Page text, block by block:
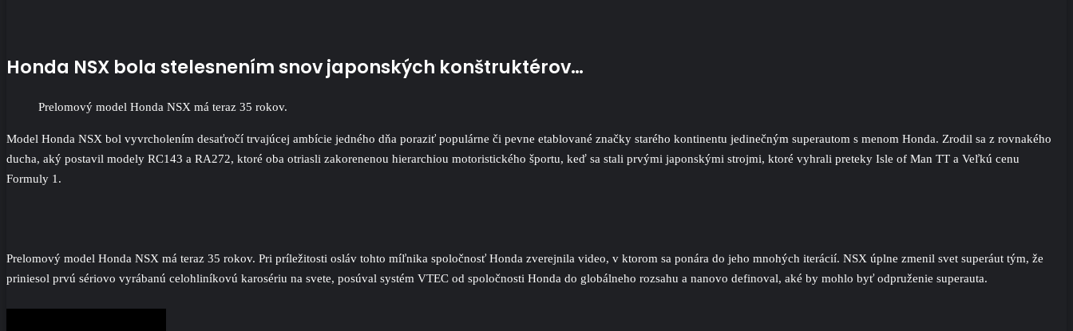
Honda NSX bola stelesnením snov japonských konštruktérov…
Prelomový model Honda NSX má teraz 35 rokov.
Model Honda NSX bol vyvrcholením desaťročí trvajúcej ambície jedného dňa poraziť populárne či pevne etablované značky starého kontinentu jedinečným superautom s menom Honda. Zrodil sa z rovnakého
ducha, aký postavil modely RC143 a RA272, ktoré oba otriasli zakorenenou hierarchiou motoristického športu, keď sa stali prvými japonskými strojmi, ktoré vyhrali preteky Isle of Man TT a Veľkú cenu
Formuly 1.
Prelomový model Honda NSX má teraz 35 rokov. Pri príležitosti osláv tohto míľnika spoločnosť Honda zverejnila video, v ktorom sa ponára do jeho mnohých iterácií. NSX úplne zmenil svet superáut tým, že
priniesol prvú sériovo vyrábanú celohliníkovú karosériu na svete, posúval systém VTEC od spoločnosti Honda do globálneho rozsahu a nanovo definoval, aké by mohlo byť odpruženie superauta.